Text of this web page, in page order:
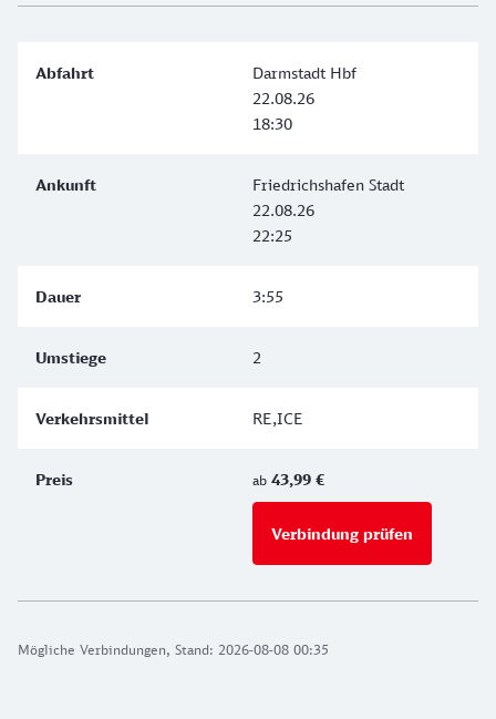
Mögliche Verbindungen, Stand: 2026-08-08 00:35
Darmstadt Hbf
22.08.26
18:30
Friedrichshafen Stadt
22.08.26
22:25
3:55
2
RE,ICE
ab 43,99 €
Verbindung prüfen